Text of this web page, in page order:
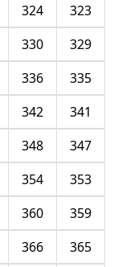
323
324
329
330
335
336
341
342
347
348
353
354
359
360
365
366